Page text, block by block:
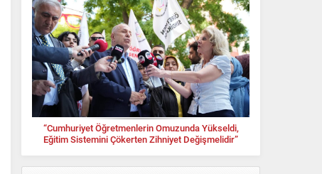
“Cumhuriyet Öğretmenlerin Omuzunda Yükseldi,
Eğitim Sistemini Çökerten Zihniyet Değişmelidir”